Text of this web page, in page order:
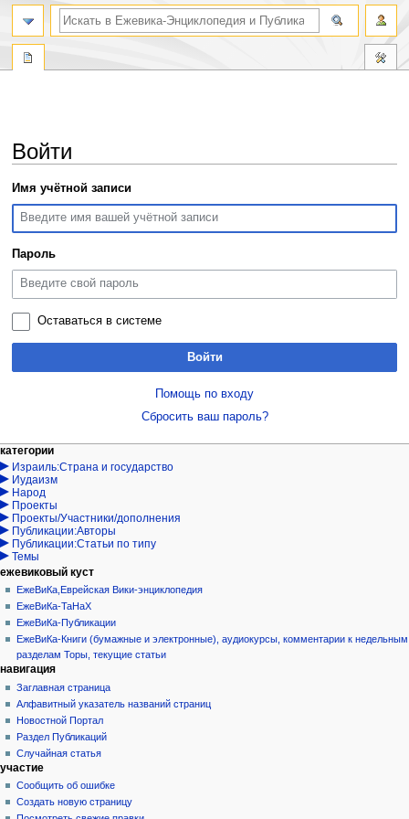
Войти
Перейти
к
навигации
Перейти
к
поиску
Имя учётной записи
Пароль
Оставаться в системе
Войти
Помощь по входу
Сбросить ваш пароль?
Навигация
действия на странице
служебная
страница
персональные инструменты
войти
запрос
учётной
записи
категории
Израиль:Страна и государство
Иудаизм
Народ
Проекты
Проекты/Участники/дополнения
Публикации:Авторы
Публикации:Статьи по типу
Темы
поиск по словам
ежевиковый куст
ЕжеВиКа,Еврейская Вики-энциклопедия
ЕжеВиКа-ТаНаХ
ЕжеВиКа-Публикации
ЕжеВиКа-Книги (бумажные и электронные), аудиокурсы, комментарии к недельным
разделам Торы, текущие статьи
навигация
Заглавная страница
Алфавитный указатель названий страниц
Новостной Портал
Раздел Публикаций
Случайная статья
участие
Сообщить об ошибке
Создать новую страницу